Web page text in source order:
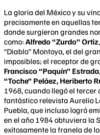
La gloria del México y su
precisamente en aquellas
donde surgieron grandes
como: Alfredo “Zurdo” Ortiz
“Diablo” Montoya, el del
imposibles; el receptor de
Francisco “Paquín”
“Toche” Peláez, Heriberto
1968, cuando llegó el
fantástico relevista Aurelio
Puebla, que incluso logró
en el año 1984 obtuviera la
exitosamente la franela de